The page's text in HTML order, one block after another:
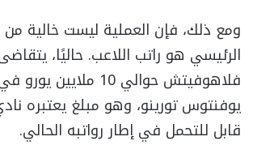
ومع ذلك، فإن العملية ليست خالية من
الرئيسي هو راتب اللاعب. حاليًا،
فلاهوفيتش حوالي 10
يوفنتوس تورينو، وهو مبلغ يعتبره
قابل للتحمل في إطار رواتبه الحالي.